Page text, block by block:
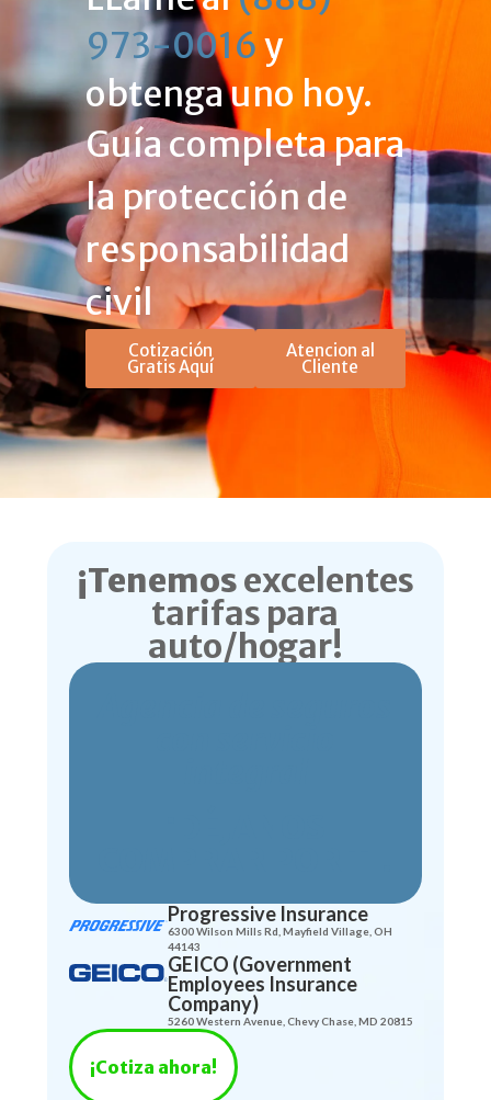
973-0016y
obtenga uno hoy.
Guía completa para
la protección de
responsabilidad
civil
Cotización
Gratis Aquí
Atencion al
Cliente
¡Tenemosexcelentes
tarifas para
auto/hogar!
Progressive Insurance
6300 Wilson Mills Rd, Mayfield Village, OH
44143
GEICO (Government
Employees Insurance
Company)
5260 Western Avenue, Chevy Chase, MD 20815
¡Cotiza ahora!